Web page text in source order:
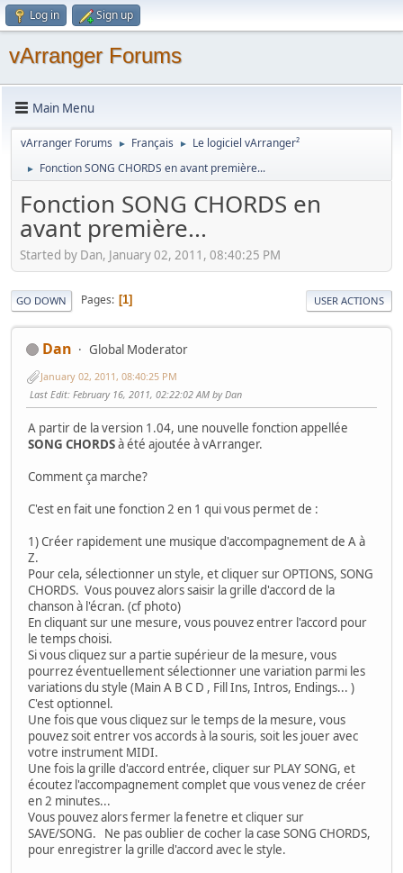
Log in Sign up
vArranger Forums
Main Menu
vArranger Forums ► Français ► Le logiciel vArranger²
► Fonction SONG CHORDS en avant première...
Fonction SONG CHORDS en
avant première...
Started by Dan, January 02, 2011, 08:40:25 PM
GO DOWN Pages 1 USER ACTIONS
Dan Global Moderator
January 02, 2011, 08:40:25 PM
Last Edit: February 16, 2011, 02:22:02 AM by Dan
A partir de la version 1.04, une nouvelle fonction appellée
SONG CHORDSà été ajoutée à vArranger.
Comment ça marche?
C'est en fait une fonction 2 en 1 qui vous permet de :
1) Créer rapidement une musique d'accompagnement de A à
Z.
Pour cela, sélectionner un style, et cliquer sur OPTIONS, SONG
CHORDS. Vous pouvez alors saisir la grille d'accord de la
chanson à l'écran. (cf photo)
En cliquant sur une mesure, vous pouvez entrer l'accord pour
le temps choisi.
Si vous cliquez sur a partie supérieur de la mesure, vous
pourrez éventuellement sélectionner une variation parmi les
variations du style (Main A B C D , Fill Ins, Intros, Endings... )
C'est optionnel.
Une fois que vous cliquez sur le temps de la mesure, vous
pouvez soit entrer vos accords à la souris, soit les jouer avec
votre instrument MIDI.
Une fois la grille d'accord entrée, cliquer sur PLAY SONG, et
écoutez l'accompagnement complet que vous venez de créer
en 2 minutes...
Vous pouvez alors fermer la fenetre et cliquer sur
SAVE/SONG. Ne pas oublier de cocher la case SONG CHORDS,
pour enregistrer la grille d'accord avec le style.